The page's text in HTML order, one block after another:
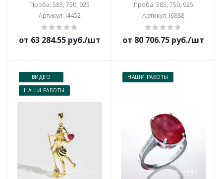
Проба: 585, 750, 925
Артикул: i4452
от 63 284.55 руб./шт
Проба: 585, 750, 925
Артикул: i6888
от 80 706.75 руб./шт
ВИДЕО
НАШИ РАБОТЫ
НАШИ РАБОТЫ